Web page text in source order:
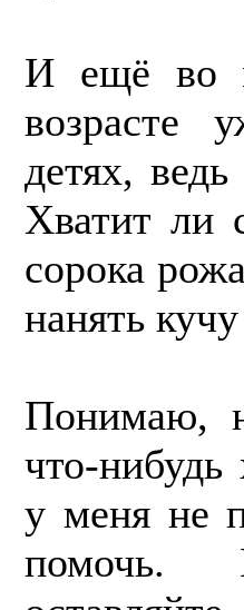
И ещё во
возрасте
детях,
Хватит ли
сорока
нанять
Понимаю,
что-
у меня не
помочь.